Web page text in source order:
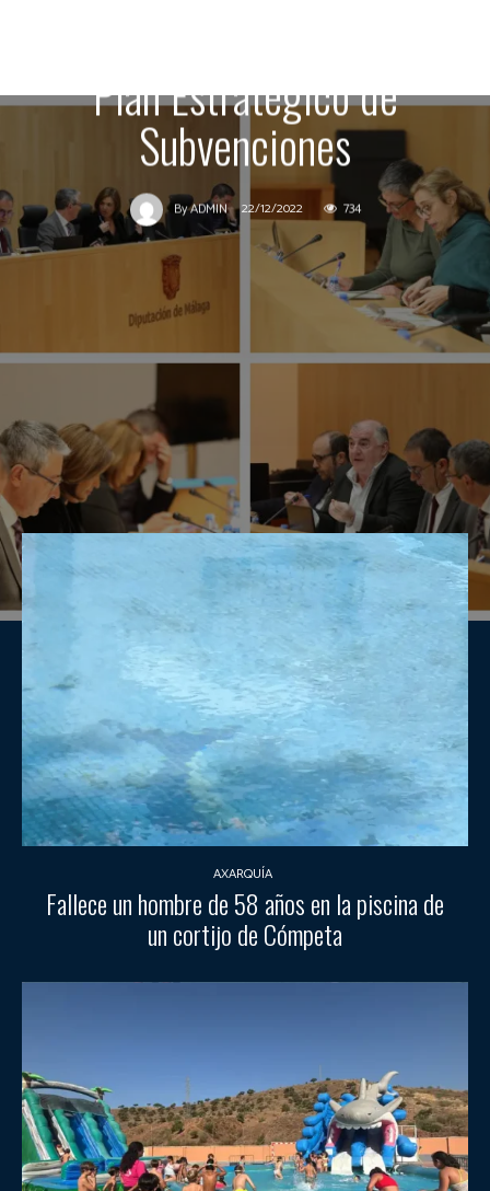
Plan Estratégico de
Subvenciones
ByADMIN 22/12/2022 734
AXARQUÍA
Fallece un hombre de 58 años en la piscina de
un cortijo de Cómpeta